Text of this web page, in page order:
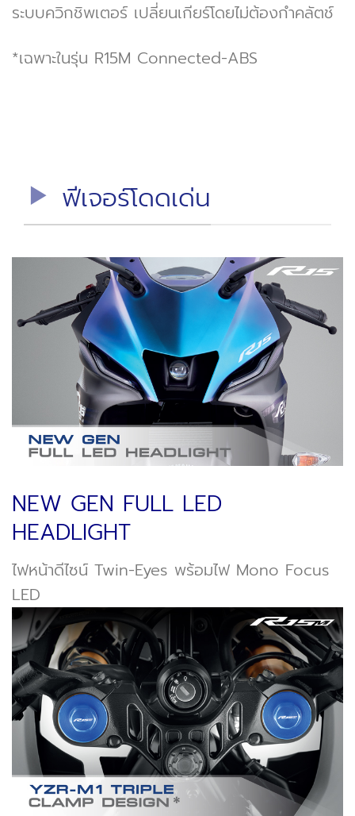
ระบบควิกชิพเตอร์ เปลี่ยนเกียร์โดยไม่ต้องกำคลัตช์
*เฉพาะในรุ่น R15M Connected-ABS
ฟีเจอร์โดดเด่น
NEW GEN FULL LED
HEADLIGHT
ไฟหน้าดีไซน์ Twin-Eyes พร้อมไฟ Mono Focus
LED